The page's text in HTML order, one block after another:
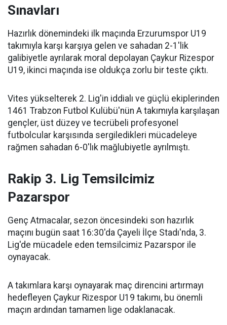
Sınavları
Hazırlık dönemindeki ilk maçında Erzurumspor U19
takımıyla karşı karşıya gelen ve sahadan 2-1'lik
galibiyetle ayrılarak moral depolayan Çaykur Rizespor
U19, ikinci maçında ise oldukça zorlu bir teste çıktı.
Vites yükselterek 2. Lig'in iddialı ve güçlü ekiplerinden
1461 Trabzon Futbol Kulübü'nün A takımıyla karşılaşan
gençler, üst düzey ve tecrübeli profesyonel
futbolcular karşısında sergiledikleri mücadeleye
rağmen sahadan 6-0'lık mağlubiyetle ayrılmıştı.
Rakip 3. Lig Temsilcimiz
Pazarspor
Genç Atmacalar, sezon öncesindeki son hazırlık
maçını bugün saat 16:30'da Çayeli İlçe Stadı'nda, 3.
Lig'de mücadele eden temsilcimiz Pazarspor ile
oynayacak.
A takımlara karşı oynayarak maç direncini artırmayı
hedefleyen Çaykur Rizespor U19 takımı, bu önemli
maçın ardından tamamen lige odaklanacak.